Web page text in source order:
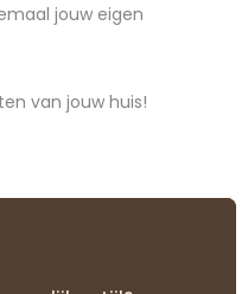
jouw eigen
van jouw huis!